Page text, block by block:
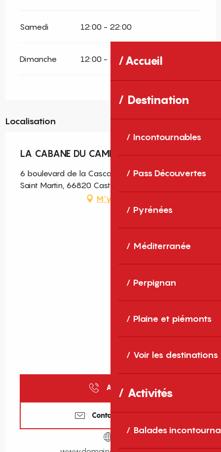
Accueil
Destination
Incontournables
Pass Découvertes
Pyrénées
Méditerranée
Perpignan
Plaine et piémonts
Voir les destinations
Activités
Balades
Samedi 12:00 - 22:00
Dimanche 12:00 - 22:00
Localisation
LA CABANE DU CAMP D'OCELLS
6 boulevard de la Cascade Camping Domaine
Saint Martin, 66820 Casteil
M'y rendre
Appeler
Contactez-nous